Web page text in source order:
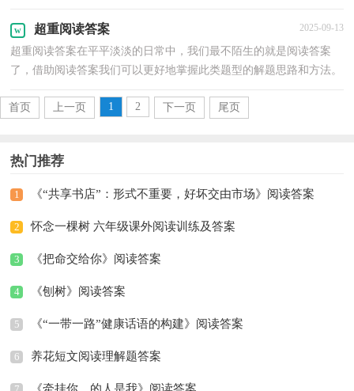
超重阅读答案 2025-09-13
超重阅读答案在平平淡淡的日常中，我们最不陌生的就是阅读答案
了，借助阅读答案我们可以更好地掌握此类题型的解题思路和方法。
首页
上一页 1 2 下一页 尾页
热门推荐
1 《“共享书店”：形式不重要，好坏交由市场》阅读答案
2 怀念一棵树 六年级课外阅读训练及答案
3 《把命交给你》阅读答案
4 《刨树》阅读答案
5 《“一带一路”健康话语的构建》阅读答案
6 养花短文阅读理解题答案